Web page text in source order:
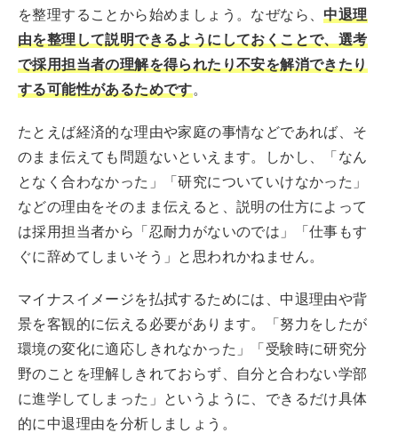
を整理することから始めましょう。なぜなら、中退理
由を整理して説明できるようにしておくことで、選考
で採用担当者の理解を得られたり不安を解消できたり
する可能性があるためです。
たとえば経済的な理由や家庭の事情などであれば、そ
のまま伝えても問題ないといえます。しかし、「なん
となく合わなかった」「研究についていけなかった」
などの理由をそのまま伝えると、説明の仕方によって
は採用担当者から「忍耐力がないのでは」「仕事もす
ぐに辞めてしまいそう」と思われかねません。
マイナスイメージを払拭するためには、中退理由や背
景を客観的に伝える必要があります。「努力をしたが
環境の変化に適応しきれなかった」「受験時に研究分
野のことを理解しきれておらず、自分と合わない学部
に進学してしまった」というように、できるだけ具体
的に中退理由を分析しましょう。